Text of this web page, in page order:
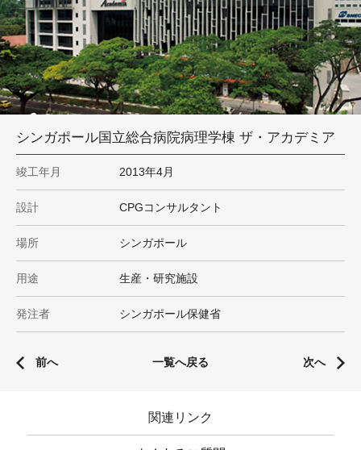
あいうえお順
シンガポール国立総合病院病理学棟 ザ・アカデミア
竣工年月 2013年4月
設計 CPGコンサルタント
場所 シンガポール
用途 生産・研究施設
発注者 シンガポール保健省
前へ 一覧へ戻る 次へ
関連リンク